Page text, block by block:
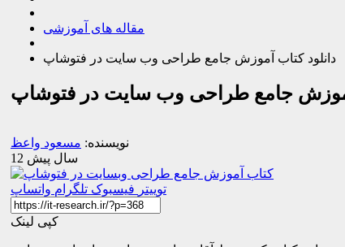
مقاله های آموزشی
دانلود کتاب آموزش جامع طراحی وب سایت در فتوشاپ
آموزش جامع طراحی وب سایت در فتوشاپ
نویسنده: مسعود واعظ
12 سال پیش
توییتر فیسبوک تلگرام واتساپ
کپی لینک